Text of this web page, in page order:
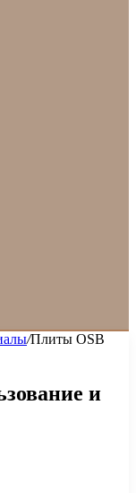
/Плиты OSB
и